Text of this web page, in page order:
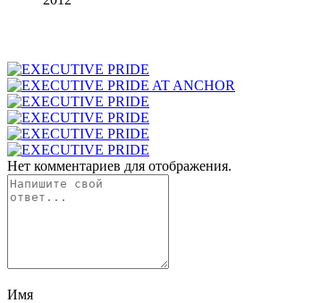
Нет комментариев для отображения.
Имя